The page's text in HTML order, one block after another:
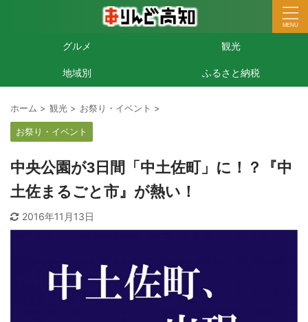
グルメ 観光
地域別 ふるさと納税
ホーム > 観光 > お祭り・イベント >
お祭り・イベント
中央公園が3日間「中土佐町」に！？『中
土佐まるごと市』が熱い！
2016年11月13日